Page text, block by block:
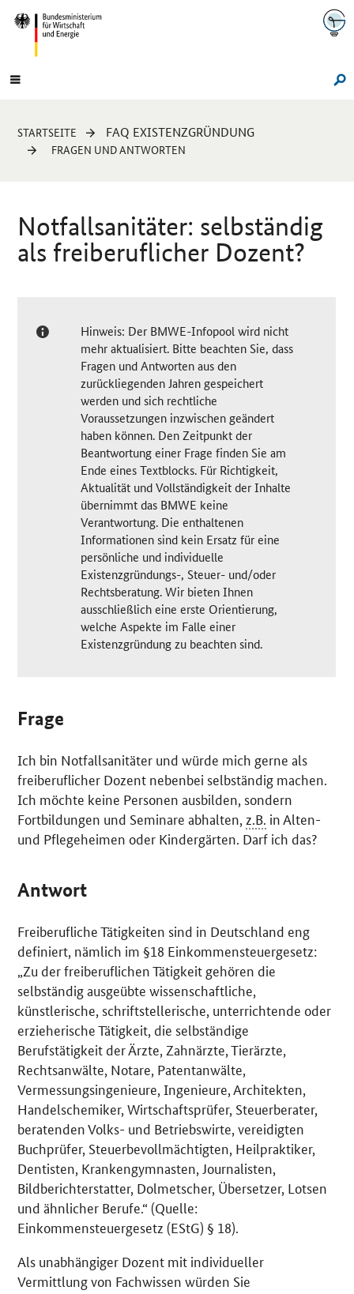
Navigation
Hauptmenü
Sie
sind
STARTSEITE FAQ EXISTENZGRÜNDUNG
FRAGEN UND ANTWORTEN
Notfallsanitäter: selbständig
als freiberuflicher Dozent?
Hinweis: Der BMWE-Infopool wird nicht
mehr aktualisiert. Bitte beachten Sie, dass
Fragen und Antworten aus den
zurückliegenden Jahren gespeichert
werden und sich rechtliche
Voraussetzungen inzwischen geändert
haben können. Den Zeitpunkt der
Beantwortung einer Frage finden Sie am
Ende eines Textblocks. Für Richtigkeit,
Aktualität und Vollständigkeit der Inhalte
übernimmt das BMWE keine
Verantwortung. Die enthaltenen
Informationen sind kein Ersatz für eine
persönliche und individuelle
Existenzgründungs-, Steuer- und/oder
Rechtsberatung. Wir bieten Ihnen
ausschließlich eine erste Orientierung,
welche Aspekte im Falle einer
Existenzgründung zu beachten sind.
Frage
Ich bin Notfallsanitäter und würde mich gerne als
freiberuflicher Dozent nebenbei selbständig machen.
Ich möchte keine Personen ausbilden, sondern
Fortbildungen und Seminare abhalten, z.B. in Alten-
und Pflegeheimen oder Kindergärten. Darf ich das?
Antwort
Freiberufliche Tätigkeiten sind in Deutschland eng
definiert, nämlich im §18 Einkommensteuergesetz:
„Zu der freiberuflichen Tätigkeit gehören die
selbständig ausgeübte wissenschaftliche,
künstlerische, schriftstellerische, unterrichtende oder
erzieherische Tätigkeit, die selbständige
Berufstätigkeit der Ärzte, Zahnärzte, Tierärzte,
Rechtsanwälte, Notare, Patentanwälte,
Vermessungsingenieure, Ingenieure, Architekten,
Handelschemiker, Wirtschaftsprüfer, Steuerberater,
beratenden Volks- und Betriebswirte, vereidigten
Buchprüfer, Steuerbevollmächtigten, Heilpraktiker,
Dentisten, Krankengymnasten, Journalisten,
Bildberichterstatter, Dolmetscher, Übersetzer, Lotsen
und ähnlicher Berufe.“ (Quelle:
Einkommensteuergesetz (EStG) § 18).
Als unabhängiger Dozent mit individueller
Vermittlung von Fachwissen würden Sie